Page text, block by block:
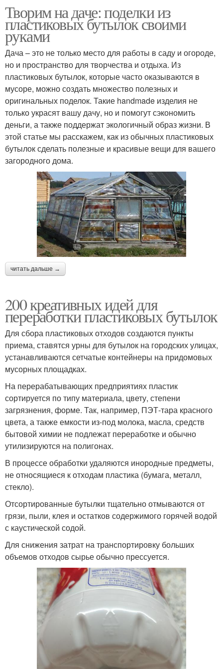
Творим на даче: поделки из
пластиковых бутылок своими
руками
Дача – это не только место для работы в саду и огороде,
но и пространство для творчества и отдыха. Из
пластиковых бутылок, которые часто оказываются в
мусоре, можно создать множество полезных и
оригинальных поделок. Такие handmade изделия не
только украсят вашу дачу, но и помогут сэкономить
деньги, а также поддержат экологичный образ жизни. В
этой статье мы расскажем, как из обычных пластиковых
бутылок сделать полезные и красивые вещи для вашего
загородного дома.
читать дальше →
200 креативных идей для
переработки пластиковых бутылок
Для сбора пластиковых отходов создаются пункты
приема, ставятся урны для бутылок на городских улицах,
устанавливаются сетчатые контейнеры на придомовых
мусорных площадках.
На перерабатывающих предприятиях пластик
сортируется по типу материала, цвету, степени
загрязнения, форме. Так, например, ПЭТ-тара красного
цвета, а также емкости из-под молока, масла, средств
бытовой химии не подлежат переработке и обычно
утилизируются на полигонах.
В процессе обработки удаляются инородные предметы,
не относящиеся к отходам пластика (бумага, металл,
стекло).
Отсортированные бутылки тщательно отмываются от
грязи, пыли, клея и остатков содержимого горячей водой
с каустической содой.
Для снижения затрат на транспортировку больших
объемов отходов сырье обычно прессуется.